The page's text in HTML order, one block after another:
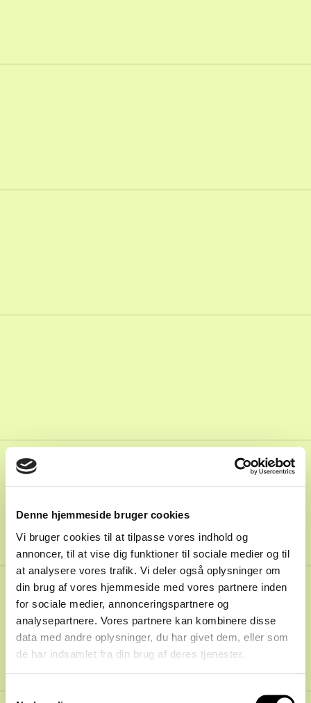
Denne hjemmeside bruger cookies
Vi bruger cookies til at tilpasse vores indhold og
annoncer, til at vise dig funktioner til sociale medier og til
at analysere vores trafik. Vi deler også oplysninger om
din brug af vores hjemmeside med vores partnere inden
for sociale medier, annonceringspartnere og
analysepartnere. Vores partnere kan kombinere disse
data med andre oplysninger, du har givet dem, eller som
de har indsamlet fra din brug af deres tjenester.
26
Spiller til Spiller 26.9.2025
130:Har du